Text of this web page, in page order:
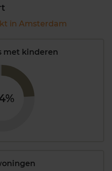
in Amsterdam
met kinderen